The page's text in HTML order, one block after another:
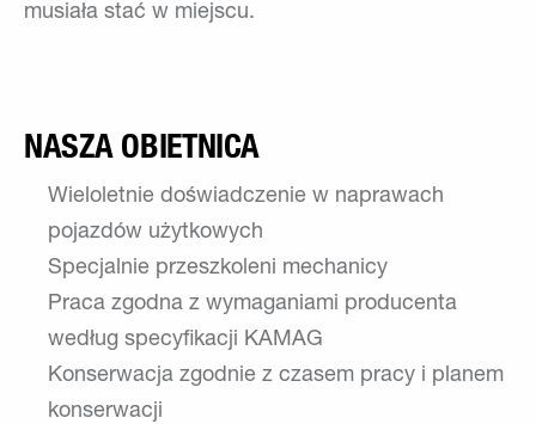
musiała stać w miejscu.
NASZA OBIETNICA
Wieloletnie doświadczenie w naprawach
pojazdów użytkowych
Specjalnie przeszkoleni mechanicy
Praca zgodna z wymaganiami producenta
według specyfikacji KAMAG
Konserwacja zgodnie z czasem pracy i planem
konserwacji